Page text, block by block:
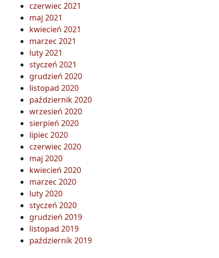
czerwiec 2021
maj 2021
kwiecień 2021
marzec 2021
luty 2021
styczeń 2021
grudzień 2020
listopad 2020
październik 2020
wrzesień 2020
sierpień 2020
lipiec 2020
czerwiec 2020
maj 2020
kwiecień 2020
marzec 2020
luty 2020
styczeń 2020
grudzień 2019
listopad 2019
październik 2019